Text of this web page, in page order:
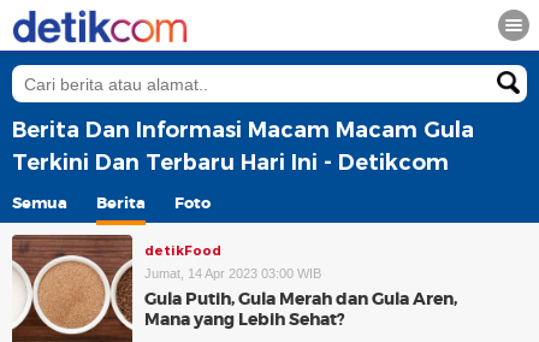
Berita Dan Informasi Macam Macam Gula
Terkini Dan Terbaru Hari Ini - Detikcom
Semua Berita Foto
detikFood
Jumat, 14 Apr 2023 03:00 WIB
Gula Putih, Gula Merah dan Gula Aren,
Mana yang Lebih Sehat?